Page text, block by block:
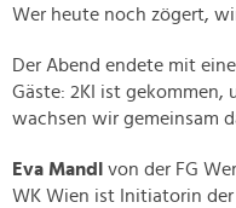
Wer heute noch zögert,
Der Abend endete mit
Gäste: 2KI ist gekommen,
wachsen wir gemeinsam
Eva Mandl
von der FG
WK Wien ist Initiatorin der